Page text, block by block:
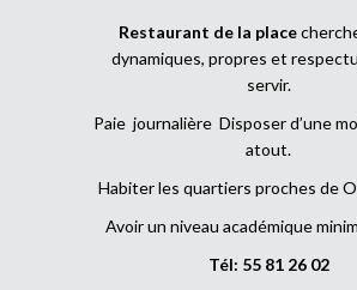
Restaurant de la place
dynamiques, propres et
servir.
Paie journalière Disposer d’une
atout.
Habiter les quartiers proches de
Avoir un niveau académique
Tél: 55 81 26 02